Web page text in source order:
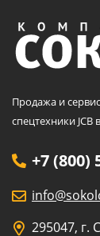
Продажа и
спецтехники
+7 (800)
295047, г.